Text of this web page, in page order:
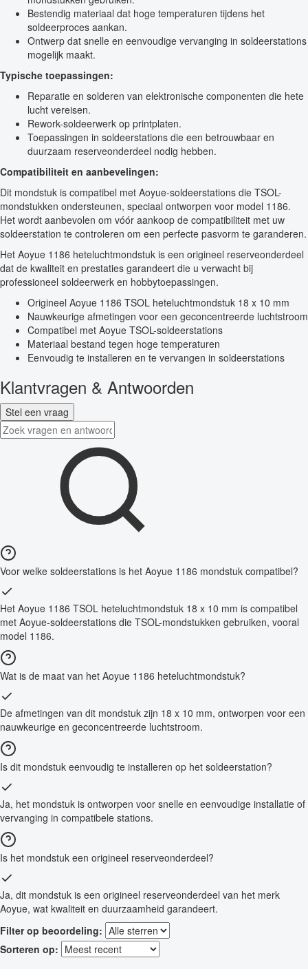
Bestendig materiaal dat hoge temperaturen tijdens het
soldeerproces aankan.
Ontwerp dat snelle en eenvoudige vervanging in soldeerstations
mogelijk maakt.
Typische toepassingen:
Reparatie en solderen van elektronische componenten die hete
lucht vereisen.
Rework-soldeerwerk op printplaten.
Toepassingen in soldeerstations die een betrouwbaar en
duurzaam reserveonderdeel nodig hebben.
Compatibiliteit en aanbevelingen:
Dit mondstuk is compatibel met Aoyue-soldeerstations die TSOL-
mondstukken ondersteunen, speciaal ontworpen voor model 1186.
Het wordt aanbevolen om vóór aankoop de compatibiliteit met uw
soldeerstation te controleren om een perfecte pasvorm te garanderen.
Het Aoyue 1186 heteluchtmondstuk is een origineel reserveonderdeel
dat de kwaliteit en prestaties garandeert die u verwacht bij
professioneel soldeerwerk en hobbytoepassingen.
Origineel Aoyue 1186 TSOL heteluchtmondstuk 18 x 10 mm
Nauwkeurige afmetingen voor een geconcentreerde luchtstroom
Compatibel met Aoyue TSOL-soldeerstations
Materiaal bestand tegen hoge temperaturen
Eenvoudig te installeren en te vervangen in soldeerstations
Klantvragen & Antwoorden
Stel een vraag
Voor welke soldeerstations is het Aoyue 1186 mondstuk compatibel?
Het Aoyue 1186 TSOL heteluchtmondstuk 18 x 10 mm is compatibel
met Aoyue-soldeerstations die TSOL-mondstukken gebruiken, vooral
model 1186.
Wat is de maat van het Aoyue 1186 heteluchtmondstuk?
De afmetingen van dit mondstuk zijn 18 x 10 mm, ontworpen voor een
nauwkeurige en geconcentreerde luchtstroom.
Is dit mondstuk eenvoudig te installeren op het soldeerstation?
Ja, het mondstuk is ontworpen voor snelle en eenvoudige installatie of
vervanging in compatibele stations.
Is het mondstuk een origineel reserveonderdeel?
Ja, dit mondstuk is een origineel reserveonderdeel van het merk
Aoyue, wat kwaliteit en duurzaamheid garandeert.
Filter op beoordeling:
Sorteren op: